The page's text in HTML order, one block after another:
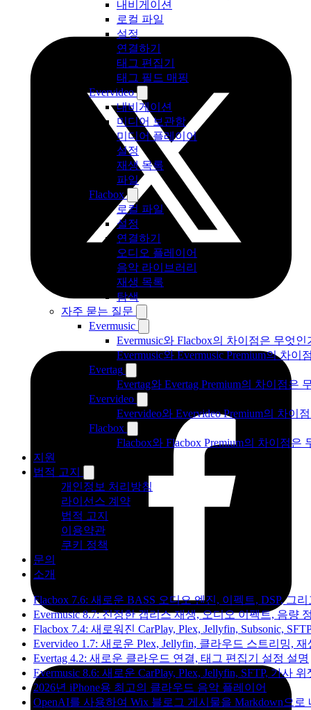
내비게이션
로컬 파일
설정
연결하기
태그 편집기
태그 필드 매핑
Evervideo
내비게이션
미디어 보관함
미디어 플레이어
설정
재생 목록
파일
Flacbox
로컬 파일
설정
연결하기
오디오 플레이어
음악 라이브러리
재생 목록
탐색
자주 묻는 질문
Evermusic
Evermusic와 Flacbox의 차이점은 무엇인
Evermusic와 Evermusic Premium의 차이
Evertag
Evertag와 Evertag Premium의 차이점은
Evervideo
Evervideo와 Evervideo Premium의 차이
Flacbox
Flacbox와 Flacbox Premium의 차이점은
지원
법적 고지
개인정보 처리방침
라이선스 계약
법적 고지
이용약관
쿠키 정책
문의
소개
Flacbox 7.6: 새로운 BASS 오디오 엔진, 이펙트, DSP, 그
Evermusic 8.7: 진정한 갭리스 재생, 오디오 이펙트, 음량
Flacbox 7.4: 새로워진 CarPlay, Plex, Jellyfin, Subsonic,
Evervideo 1.7: 새로운 Plex, Jellyfin, 클라우드 스트리밍,
Evertag 4.2: 새로운 클라우드 연결, 태그 편집기 설정 설명
Evermusic 8.6: 새로운 CarPlay, Plex, Jellyfin, SFTP, 가사 위
2026년 iPhone용 최고의 클라우드 음악 플레이어
OpenAI를 사용하여 Wix 블로그 게시물을 Markdown으로